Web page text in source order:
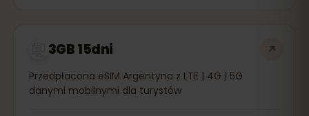
3GB 15dni
Przedpłacona eSIM Argentyna z LTE | 4G | 5G
danymi mobilnymi dla turystów